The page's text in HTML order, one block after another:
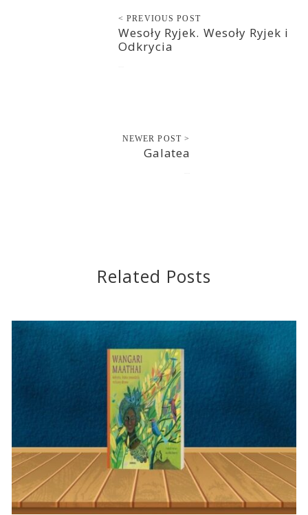
< PREVIOUS POST
Wesoły Ryjek. Wesoły Ryjek i
Odkrycia
NEWER POST >
Galatea
Related Posts